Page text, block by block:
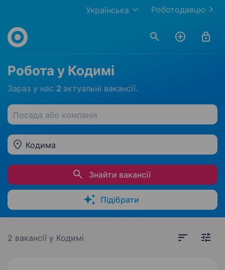
Роботодавцю
Українська
Робота у Кодимі
Зараз у нас 2 актуальні вакансії.
Посада або компанія
Кодима
Знайти вакансії
Підібрати
2 вакансії у Кодимі